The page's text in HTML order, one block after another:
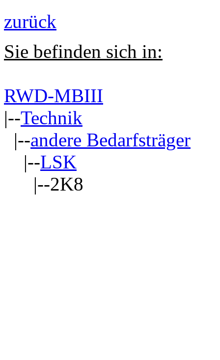
zurück
Sie befinden sich in:
RWD-MBIII
|--Technik
|--andere Bedarfsträger
|--LSK
|--2K8